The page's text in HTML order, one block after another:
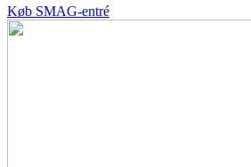
Køb SMAG-entré